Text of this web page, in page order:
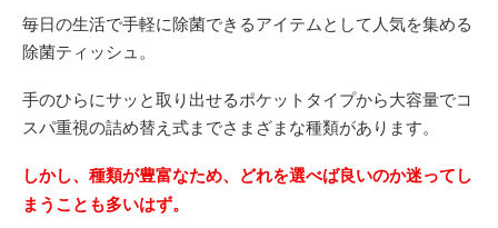
毎日の生活で手軽に除菌できるアイテムとして人気を集める
除菌ティッシュ。
手のひらにサッと取り出せるポケットタイプから大容量でコ
スパ重視の詰め替え式までさまざまな種類があります。
しかし、種類が豊富なため、どれを選べば良いのか迷ってし
まうことも多いはず。